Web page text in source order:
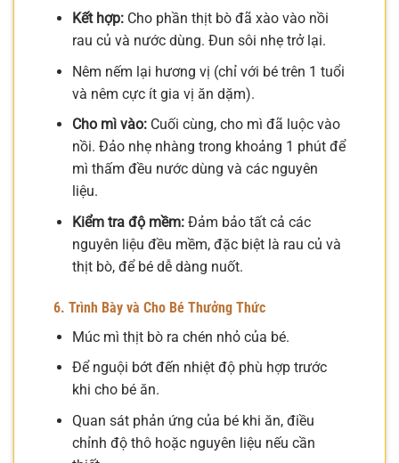
Kết hợp:Cho phần thịt bò đã xào vào nồi
rau củ và nước dùng. Đun sôi nhẹ trở lại.
Nêm nếm lại hương vị (chỉ với bé trên 1 tuổi
và nêm cực ít gia vị ăn dặm).
Cho mì vào:Cuối cùng, cho mì đã luộc vào
nồi. Đảo nhẹ nhàng trong khoảng 1 phút để
mì thấm đều nước dùng và các nguyên
liệu.
Kiểm tra độ mềm:Đảm bảo tất cả các
nguyên liệu đều mềm, đặc biệt là rau củ và
thịt bò, để bé dễ dàng nuốt.
6. Trình Bày và Cho Bé Thưởng Thức
Múc mì thịt bò ra chén nhỏ của bé.
Để nguội bớt đến nhiệt độ phù hợp trước
khi cho bé ăn.
Quan sát phản ứng của bé khi ăn, điều
chỉnh độ thô hoặc nguyên liệu nếu cần